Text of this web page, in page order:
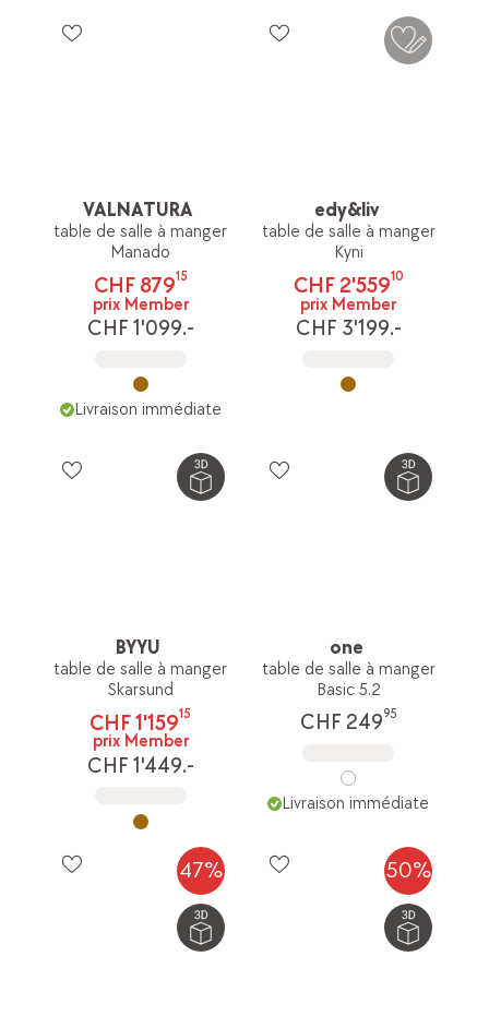
VALNATURA
table de salle à manger
Manado
CHF 87915
prix Member
CHF 1'099.-
Livraison immédiate
edy&liv
table de salle à manger
Kyni
CHF 2'55910
prix Member
CHF 3'199.-
BYYU
table de salle à manger
Skarsund
CHF 1'15915
prix Member
CHF 1'449.-
one
table de salle à manger
Basic 5.2
CHF 24995
Livraison immédiate
47% 50%